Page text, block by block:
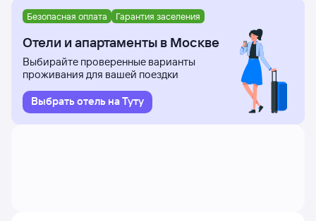
Безопасная оплата Гарантия заселения
Отели и апартаменты в Москве
Выбирайте проверенные варианты
проживания для вашей поездки
Выбрать отель на Туту